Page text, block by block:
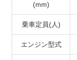
(mm)
乗車定員(人)
エンジン型式